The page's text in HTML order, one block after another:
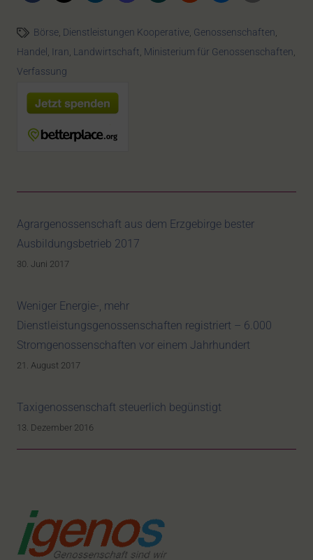
Börse, Dienstleistungen Kooperative, Genossenschaften,
Handel , Iran, Landwirtschaft, Ministerium für Genossenschaften,
Verfassung
Agrargenossenschaft aus dem Erzgebirge bester
Ausbildungsbetrieb 2017
30. Juni 2017
Weniger Energie-, mehr
Dienstleistungsgenossenschaften registriert – 6.000
Stromgenossenschaften vor einem Jahrhundert
21. August 2017
Taxigenossenschaft steuerlich begünstigt
13. Dezember 2016